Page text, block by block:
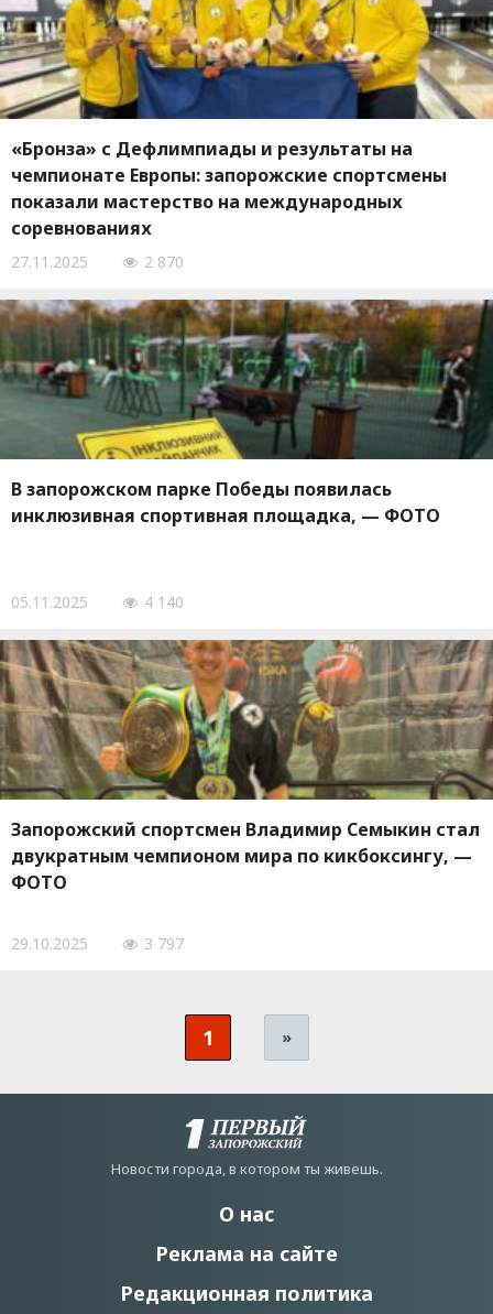
«Бронза» с Дефлимпиады и результаты на
чемпионате Европы: запорожские спортсмены
показали мастерство на международных
соревнованиях
27.11.2025 2 870
В запорожском парке Победы появилась
инклюзивная спортивная площадка, — ФОТО
05.11.2025 4 140
Запорожский спортсмен Владимир Семыкин стал
двукратным чемпионом мира по кикбоксингу, —
ФОТО
29.10.2025 3 797
1 »
Новости города, в котором ты живешь.
О нас
Реклама на сайте
Редакционная политика